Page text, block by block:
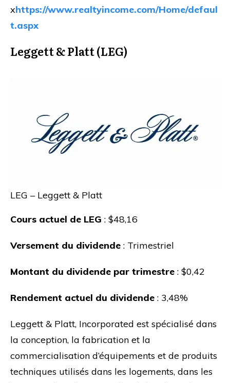
xhttps://www.realtyincome.com/Home/defaul
t.aspx
Leggett & Platt (LEG)
LEG – Leggett & Platt
Cours actuel de LEG : $48,16
Versement du dividende : Trimestriel
Montant du dividende par trimestre : $0,42
Rendement actuel du dividende : 3,48%
Leggett & Platt, Incorporated est spécialisé dans
la conception, la fabrication et la
commercialisation d’équipements et de produits
techniques utilisés dans les logements, dans les